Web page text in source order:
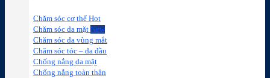
Chăm sóc cơ thể
Chăm sóc da mặt
Chăm sóc da vùng mắt
Chăm sóc tóc – da đầu
Chống nắng da mặt
Chống nắng toàn thân